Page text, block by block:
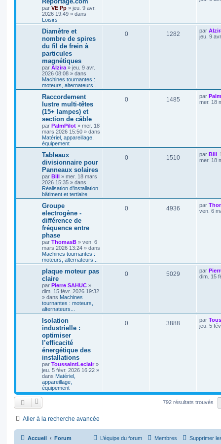
par VE Pp » jeu. 9 avr.
2026 19:49 » dans
Loisirs
Diamètre et
nombre de spires
du fil de frein à
particules
magnétiques
par Alzira » jeu. 9 avr.
2026 08:08 » dans
Machines tournantes :
moteurs, alternateurs...
0 1282 par
jeu. 9
Raccordement
lustre multi-têtes
(15+ lampes) et
section de câble
par PalmPilot » mer. 18
mars 2026 15:50 » dans
Matériel, appareillage,
équipement
0 1485 par
mer. 18
Tableaux
divisionnaire pour
Panneaux solaires
par Bill » mer. 18 mars
2026 15:35 » dans
Réalisation d’installation
bâtiment et tertiaire
0 1510 par Bill
mer. 18
Groupe
electrogène -
différence de
fréquence entre
phase
par ThomasB » ven. 6
mars 2026 13:24 » dans
Machines tournantes :
moteurs, alternateurs...
0 4936 par
ven. 6
plaque moteur pas
claire
par Pierre SAHUC »
dim. 15 févr. 2026 19:32
» dans Machines
tournantes : moteurs,
alternateurs...
0 5029 par
dim. 15
Isolation
industrielle :
optimiser
l’efficacité
énergétique des
installations
par ToussaintLeclair»
jeu. 5 févr. 2026 16:22 »
dans Matériel,
appareillage,
équipement
0 3888 par
jeu. 5
792 résultats trouvés
Aller à la recherche avancée
Accueil Forum Supprimer
Membres
L’équipe du forum